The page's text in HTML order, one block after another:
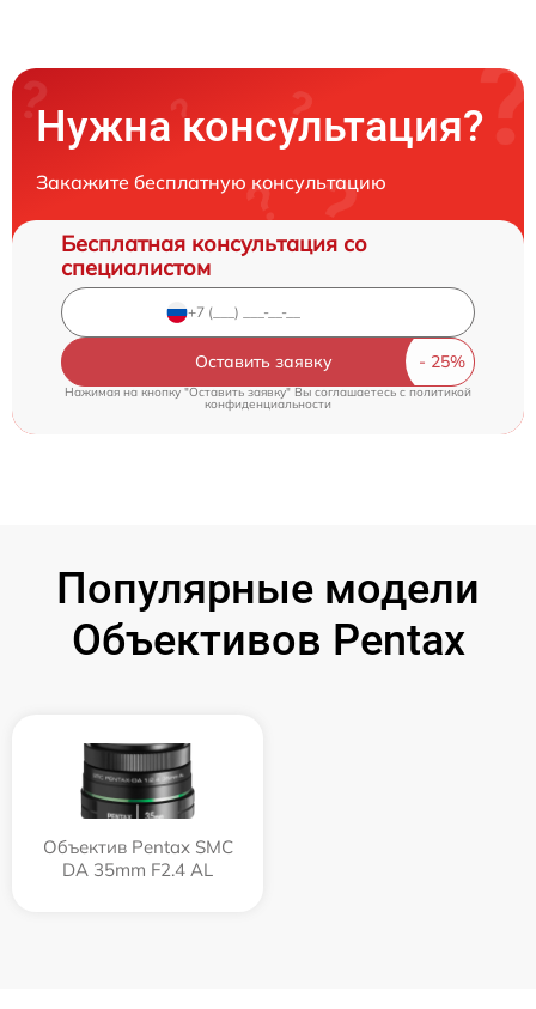
Нужна консультация?
Закажите бесплатную консультацию
Бесплатная консультация со
специалистом
Оставить заявку
Нажимая на кнопку "Оставить заявку" Вы соглашаетесь cполитикой
конфиденциальности
Популярные модели
Объективов Pentax
Объектив Pentax SMC
DA 35mm F2.4 AL